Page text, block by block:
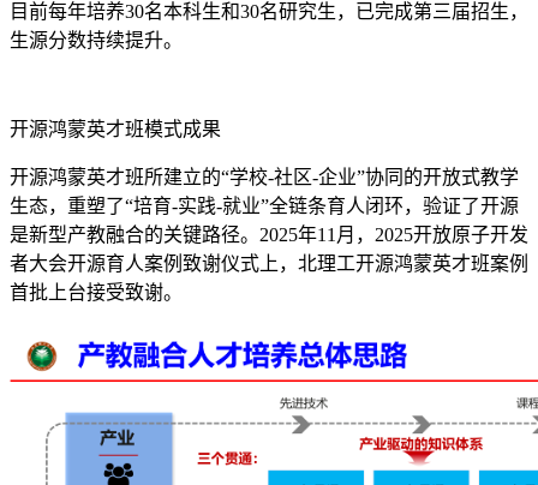
目前每年培养30名本科生和30名研究生，已完成第三届招生，
生源分数持续提升。
开源鸿蒙英才班模式成果
开源鸿蒙英才班所建立的“学校-社区-企业”协同的开放式教学
生态，重塑了“培育-实践-就业”全链条育人闭环，验证了开源
是新型产教融合的关键路径。2025年11月，2025开放原子开发
者大会开源育人案例致谢仪式上，北理工开源鸿蒙英才班案例
首批上台接受致谢。